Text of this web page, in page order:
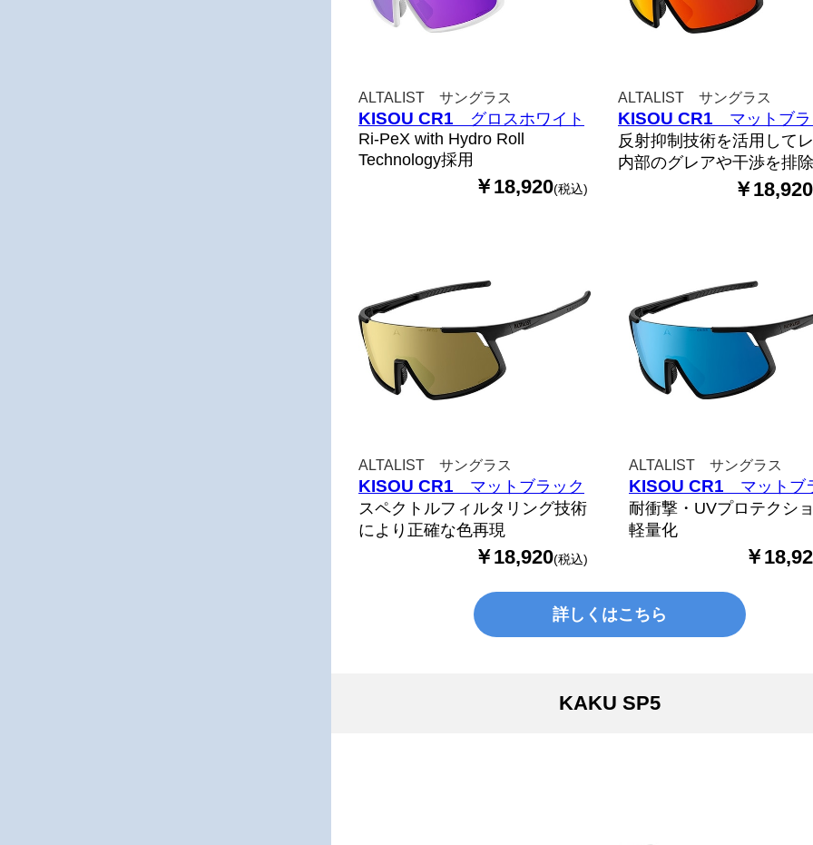
ALTALIST サングラス
KISOU CR1
グロスホワイト
Ri-PeX with Hydro Roll
Technology採用
￥18,920(税込)
ALTALIST サングラス
KISOU CR1
マットブ
反射抑制技術を活用して
内部のグレアや干渉を排除
￥18,920
ALTALIST サングラス
KISOU CR1
マットブラック
スペクトルフィルタリング技術
により正確な色再現
￥18,920(税込)
ALTALIST サングラス
KISOU CR1
マットブ
耐衝撃・UVプロテクシ
軽量化
￥
詳しくはこちら
KAKU SP5